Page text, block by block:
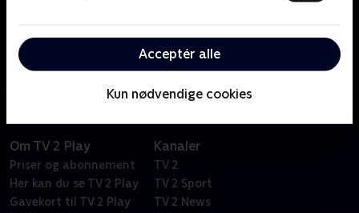
Acceptér alle
Kun nødvendige cookies
unge med forskellig baggrund mødes på en
sommerlejr i denne serie af Molly Nutley
Om TV 2 Play
Priser og abonnement
Her kan du se TV 2 Play
Gavekort til TV 2 Play
Kanaler
TV 2
TV 2 Sport
TV 2 News